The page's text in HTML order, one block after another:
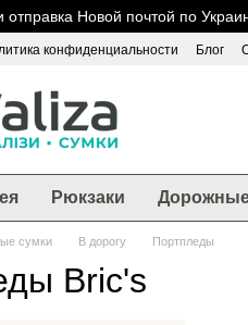
Новой почтой по
конфиденциальности Блог
Рюкзаки
сумки В дорогу Портпледы
Bric's